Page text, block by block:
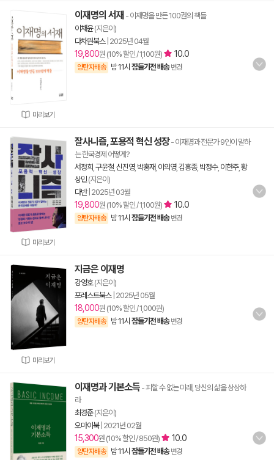
미리보기
이재명의 서재 - 이재명을 만든 100권의 책들
이채윤(지은이)
다차원북스| 2025년 04월
19,800원 (10% 할인 / 1,100원) 10.0
양탄자배송 밤 11시 잠들기전 배송 변경
미리보기
잘사니즘, 포용적 혁신 성장- 이재명과 전문가 9인이 말하
는 한국경제 어떻게?
서정희 구윤철 신진영, 박홍재 이의영, 김흥종, 박정수, 이한주, 황
상민(지은이)
다반| 2025년 03월
19,800원 (10% 할인 / 1,100원) 10.0
양탄자배송 밤 11시 잠들기전 배송 변경
미리보기
지금은 이재명
강영호(지은이)
포레스트북스| 2025년 05월
18,000원 (10% 할인 / 1,000원)
양탄자배송 밤 11시 잠들기전 배송 변경
이재명과 기본소득 - 피할 수 없는 미래, 당신의 삶을 상상하
라
최경준(지은이)
오마이북| 2021년 02월
15,300원 (10% 할인 / 850원) 10.0
양탄자배송 밤 11시 잠들기전 배송 변경